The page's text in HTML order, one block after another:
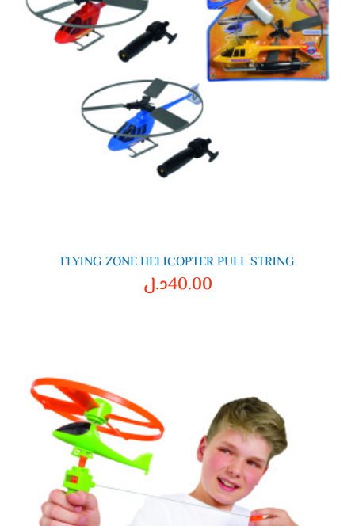
FLYING ZONE HELICOPTER PULL STRING
40.00د.ل